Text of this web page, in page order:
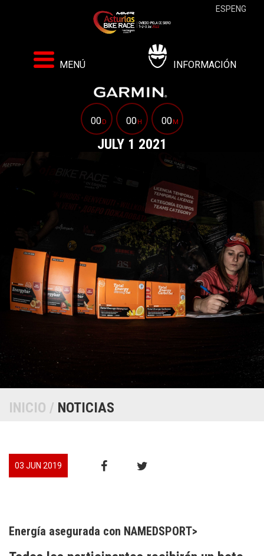
MENÚ INFORMACIÓN
00D 00H 00M
JULY 1 2021
ESPENG
INICIO / NOTICIAS
03 JUN 2019
Energía asegurada con NAMEDSPORT>